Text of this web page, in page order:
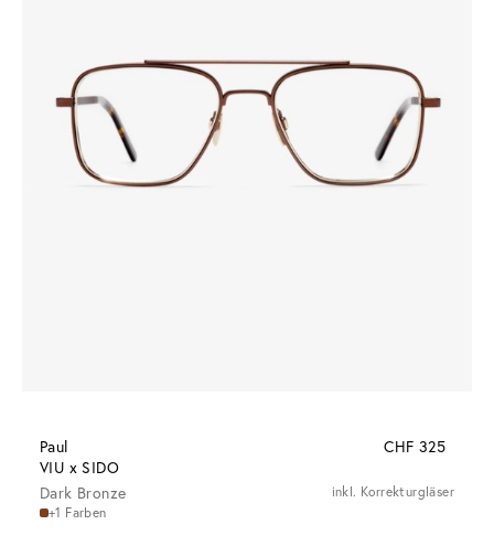
Paul
VIU x SIDO
CHF 325
Dark Bronze
+1 Farben
inkl. Korrekturgläser